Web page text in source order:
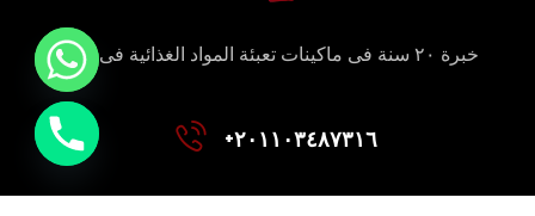
خبرة ٢٠ سنة فى ماكينات تعبئة المواد الغذائية فى مصر
+٢٠١١٠٣٤٨٧٣١٦